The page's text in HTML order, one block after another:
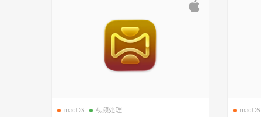
macOS 视频处理 macOS